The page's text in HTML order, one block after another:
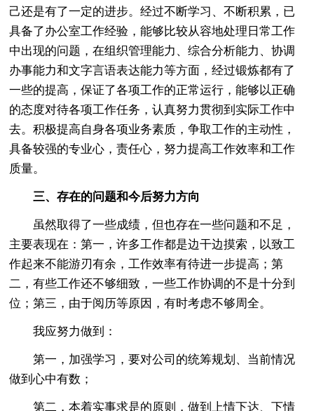
己还是有了一定的进步。经过不断学习、不断积累，已
具备了办公室工作经验，能够比较从容地处理日常工作
中出现的问题，在组织管理能力、综合分析能力、协调
办事能力和文字言语表达能力等方面，经过锻炼都有了
一些的提高，保证了各项工作的正常运行，能够以正确
的态度对待各项工作任务，认真努力贯彻到实际工作中
去。积极提高自身各项业务素质，争取工作的主动性，
具备较强的专业心，责任心，努力提高工作效率和工作
质量。
三、存在的问题和今后努力方向
虽然取得了一些成绩，但也存在一些问题和不足，
主要表现在：第一，许多工作都是边干边摸索，以致工
作起来不能游刃有余，工作效率有待进一步提高；第
二，有些工作还不够细致，一些工作协调的不是十分到
位；第三，由于阅历等原因，有时考虑不够周全。
我应努力做到：
第一，加强学习，要对公司的统筹规划、当前情况
做到心中有数；
第二，本着实事求是的原则，做到上情下达、下情